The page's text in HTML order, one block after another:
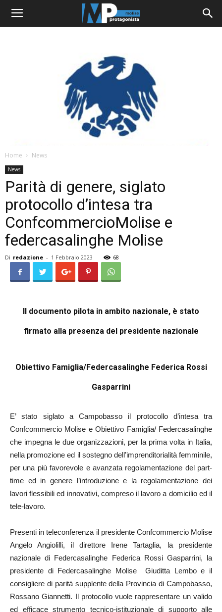
Home News
News
Parità di genere, siglato
protocollo d’intesa tra
ConfcommercioMolise e
federcasalinghe Molise
Di redazione - 1 Febbraio 2023 68
Il documento pilota in ambito nazionale, è stato
firmato alla presenza del presidente nazionale
Obiettivo Famiglia/Federcasalinghe Federica Rossi
Gasparrini
E’ stato siglato a Campobasso il protocollo d’intesa tra
Confcommercio Molise e Obiettivo Famiglia/ Federcasalinghe
che impegna le due organizzazioni, per la prima volta in Italia,
nella promozione ed il sostegno dell’imprenditorialità femminile,
per una più favorevole e avanzata regolamentazione del part-
time ed in genere l’introduzione e la regolamentazione dei
lavori flessibili ed innovativi, compreso il lavoro a domicilio ed il
tele-lavoro.
Presenti in teleconferenza il presidente Confcommercio Molise
Angelo Angiolilli, il direttore Irene Tartaglia, la presidente
nazionale di Federcasalinghe Federica Rossi Gasparrini, la
presidente di Federcasalinghe Molise Giuditta Lembo e il
consigliere di parità supplente della Provincia di Campobasso,
Rossano Giannetti. Il protocollo vuole rappresentare un valido
ed efficace strumento tecnico-istituzionale di supporto alle